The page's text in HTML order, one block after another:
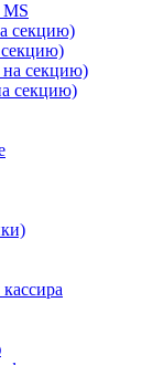
секцию)
секцию)
на секцию)
секцию)